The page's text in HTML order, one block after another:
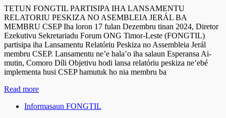
TETUN FONGTIL PARTISIPA IHA LANSAMENTU
RELATORIU PESKIZA NO ASEMBLEIA JERÁL BA
MEMBRU CSEP Iha loron 17 fulan Dezembru tinan 2024, Diretor
Ezekutivu Sekretariadu Forum ONG Timor-Leste (FONGTIL)
partisipa iha Lansamentu Relatóriu Peskiza no Assembleia Jerál
membru CSEP. Lansamentu ne’e hala’o iha salaun Esperansa Ai-
mutin, Comoro Díli Objetivu hodi lansa relatóriu peskiza ne’ebé
implementa husi CSEP hamutuk ho nia membru ba
Read more
Informasaun FONGTIL